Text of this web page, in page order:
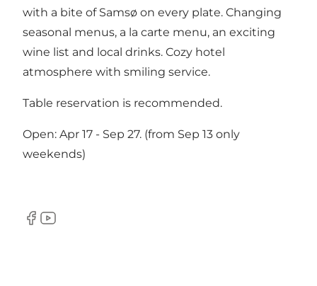
with a bite of Samsø on every plate. Changing
seasonal menus, a la carte menu, an exciting
wine list and local drinks. Cozy hotel
atmosphere with smiling service.
Table reservation is recommended.
Open: Apr 17 - Sep 27. (from Sep 13 only
weekends)
Facebook
Youtube